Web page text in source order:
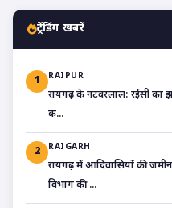
ट्रेंडिंग खबरें
1 RAIPUR
रायगढ़ के नटवरलाल: रईसी का
क...
2 RAIGARH
रायगढ़ में आदिवासियों की
विभाग की ...